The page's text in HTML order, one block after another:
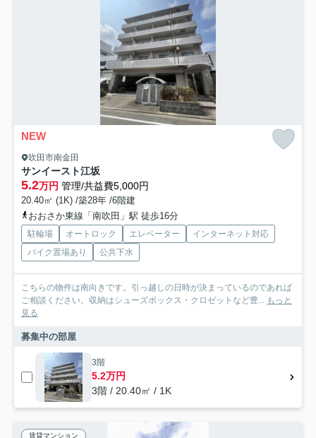
NEW
吹田市南金田
サンイースト江坂
5.2万円 管理/共益費5,000円
20.40㎡ (1K) /築28年 /6階建
おおさか東線「南吹田」駅 徒歩16分
駐輪場 オートロック エレベーター
インターネット対応
バイク置場あり
公共下水
こちらの物件は南向きです。引っ越しの日時が決まっているのであれば
ご相談ください。収納はシューズボックス・クロゼットなど豊... もっと
見る
募集中の部屋
3階
5.2万円
3階 / 20.40㎡ / 1K
賃貸マンション